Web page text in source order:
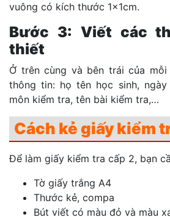
vuông có kích thước 1x1cm.
Bước 3: Viết các
thiết
Ở trên cùng và bên trái của
thông tin: họ tên học sinh,
môn kiểm tra, tên bài kiểm tra,…
Cách kẻ giấy kiểm
Để làm giấy kiểm tra cấp 2, bạn
Tờ giấy trắng A4
Thước kẻ, compa
Bút viết có màu đỏ và màu